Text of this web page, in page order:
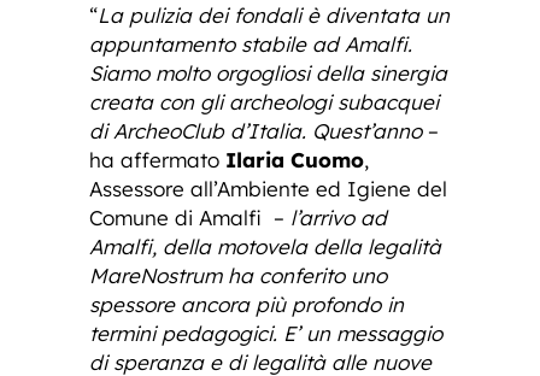
“La pulizia dei fondali è diventata un
appuntamento stabile ad Amalfi.
Siamo molto orgogliosi della sinergia
creata con gli archeologi subacquei
di ArcheoClub d’Italia. Quest’anno–
ha affermato Ilaria Cuomo,
Assessore all’Ambiente ed Igiene del
Comune di Amalfi – l’arrivo ad
Amalfi, della motovela della legalità
MareNostrum ha conferito uno
spessore ancora più profondo in
termini pedagogici. E’ un messaggio
di speranza e di legalità alle nuove